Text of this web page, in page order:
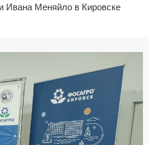
Ивана Меняйло в Кировске